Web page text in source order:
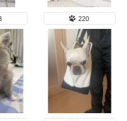
220